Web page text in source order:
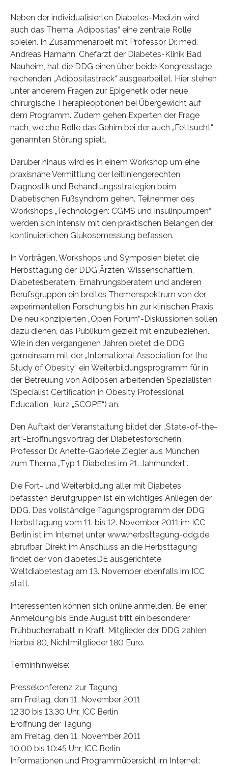
Neben der individualisierten Diabetes-Medizin wird
auch das Thema „Adipositas“ eine zentrale Rolle
spielen. In Zusammenarbeit mit Professor Dr. med.
Andreas Hamann, Chefarzt der Diabetes-Klinik Bad
Nauheim, hat die DDG einen über beide Kongresstage
reichenden „Adipositastrack“ ausgearbeitet. Hier stehen
unter anderem Fragen zur Epigenetik oder neue
chirurgische Therapieoptionen bei Übergewicht auf
dem Programm. Zudem gehen Experten der Frage
nach, welche Rolle das Gehirn bei der auch „Fettsucht“
genannten Störung spielt.
Darüber hinaus wird es in einem Workshop um eine
praxisnahe Vermittlung der leitliniengerechten
Diagnostik und Behandlungsstrategien beim
Diabetischen Fußsyndrom gehen. Teilnehmer des
Workshops „Technologien: CGMS und Insulinpumpen“
werden sich intensiv mit den praktischen Belangen der
kontinuierlichen Glukosemessung befassen.
In Vorträgen, Workshops und Symposien bietet die
Herbsttagung der DDG Ärzten, Wissenschaftlern,
Diabetesberatern, Ernährungsberatern und anderen
Berufsgruppen ein breites Themenspektrum von der
experimentellen Forschung bis hin zur klinischen Praxis.
Die neu konzipierten „Open Forum“-Diskussionen sollen
dazu dienen, das Publikum gezielt mit einzubeziehen.
Wie in den vergangenen Jahren bietet die DDG
gemeinsam mit der „International Association for the
Study of Obesity“ ein Weiterbildungsprogramm für in
der Betreuung von Adipösen arbeitenden Spezialisten
(Specialist Certification in Obesity Professional
Education , kurz „SCOPE“) an.
Den Auftakt der Veranstaltung bildet der „State-of-the-
art“-Eröffnungsvortrag der Diabetesforscherin
Professor Dr. Anette-Gabriele Ziegler aus München
zum Thema „Typ 1 Diabetes im 21. Jahrhundert“.
Die Fort- und Weiterbildung aller mit Diabetes
befassten Berufgruppen ist ein wichtiges Anliegen der
DDG. Das vollständige Tagungsprogramm der DDG
Herbsttagung vom 11. bis 12. November 2011 im ICC
Berlin ist im Internet unter www.herbsttagung-ddg.de
abrufbar. Direkt im Anschluss an die Herbsttagung
findet der von diabetesDE ausgerichtete
Weltdiabetestag am 13. November ebenfalls im ICC
statt.
Interessenten können sich online anmelden. Bei einer
Anmeldung bis Ende August tritt ein besonderer
Frühbucherrabatt in Kraft. Mitglieder der DDG zahlen
hierbei 80, Nichtmitglieder 180 Euro.
Terminhinweise:
Pressekonferenz zur Tagung
am Freitag, den 11. November 2011
12.30 bis 13.30 Uhr, ICC Berlin
Eröffnung der Tagung
am Freitag, den 11. November 2011
10.00 bis 10:45 Uhr, ICC Berlin
Informationen und Programmübersicht im Internet: